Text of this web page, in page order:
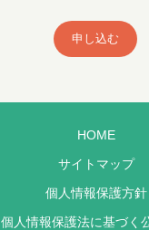
申し込む
HOME
サイトマップ
個人情報保護方針
個人情報保護法に基づく